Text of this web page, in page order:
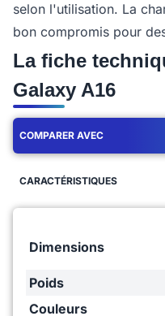
selon l'utilisation. La
bon compromis pour
La fiche
Galaxy A16
COMPARER AVEC
CARACTÉRISTIQUES
Dimensions
Poids
Couleurs